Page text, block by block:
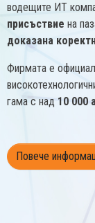
водещите ИТ
присъствие на
доказана
Фирмата е
гама с над 10 000
Повече